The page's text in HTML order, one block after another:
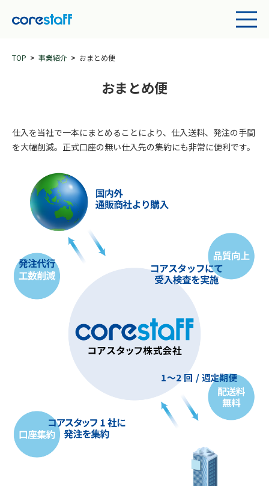
TOP 事業紹介 おまとめ便
おまとめ便
仕入を当社で一本にまとめることにより、仕入送料、発注の手間
を大幅削減。正式口座の無い仕入先の集約にも非常に便利です。